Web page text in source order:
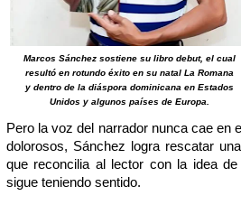
Marcos Sánchez sostiene su libro debut, el cual
resultó en rotundo éxito en su natal La Romana
y dentro de la diáspora dominicana en Estados
Unidos y algunos países de Europa.
Pero la voz del narrador nunca cae en
dolorosos, Sánchez logra rescatar
que reconcilia al lector con la idea
sigue teniendo sentido.